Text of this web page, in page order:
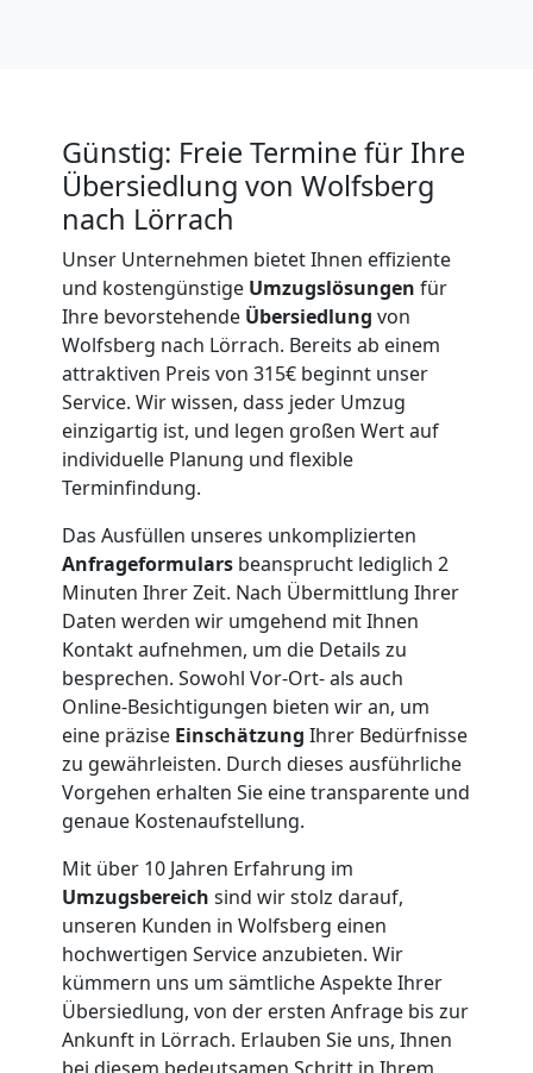
Günstig: Freie Termine für Ihre
Übersiedlung von Wolfsberg
nach Lörrach
Unser Unternehmen bietet Ihnen effiziente
und kostengünstige Umzugslösungen für
Ihre bevorstehende Übersiedlung von
Wolfsberg nach Lörrach. Bereits ab einem
attraktiven Preis von 315€ beginnt unser
Service. Wir wissen, dass jeder Umzug
einzigartig ist, und legen großen Wert auf
individuelle Planung und flexible
Terminfindung.
Das Ausfüllen unseres unkomplizierten
Anfrageformulars beansprucht lediglich 2
Minuten Ihrer Zeit. Nach Übermittlung Ihrer
Daten werden wir umgehend mit Ihnen
Kontakt aufnehmen, um die Details zu
besprechen. Sowohl Vor-Ort- als auch
Online-Besichtigungen bieten wir an, um
eine präzise Einschätzung Ihrer Bedürfnisse
zu gewährleisten. Durch dieses ausführliche
Vorgehen erhalten Sie eine transparente und
genaue Kostenaufstellung.
Mit über 10 Jahren Erfahrung im
Umzugsbereich sind wir stolz darauf,
unseren Kunden in Wolfsberg einen
hochwertigen Service anzubieten. Wir
kümmern uns um sämtliche Aspekte Ihrer
Übersiedlung, von der ersten Anfrage bis zur
Ankunft in Lörrach. Erlauben Sie uns, Ihnen
National
Beiladung
International
Internationaler
Umzug
Nationaler
Umzug